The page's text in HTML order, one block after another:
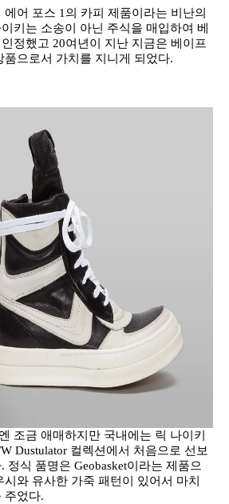
어 포스 1의 카피 제품이라는 비난의
키는 소송이 아닌 주식을 매입하여 베
정했고 20여년이 지난 지금은 베이프
품으로서 가치를 지니게 되었다.
조금 애매하지만 국내에는 릭 나이키
Dustulator 컬렉션에서 처음으로 선보
정식 품명은 Geobasket이라는 제품으
와 유사한 가죽 패턴이 있어서 마치
주었다.